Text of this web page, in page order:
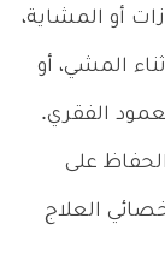
أو المشاية،
المشي، أو
الفقري.
على
العلاج